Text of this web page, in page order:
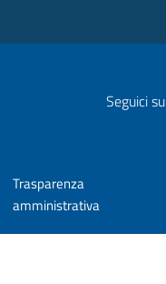
Seguici su
Trasparenza
amministrativa